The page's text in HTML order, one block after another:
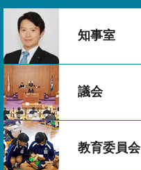
知事室
議会
教育委員会